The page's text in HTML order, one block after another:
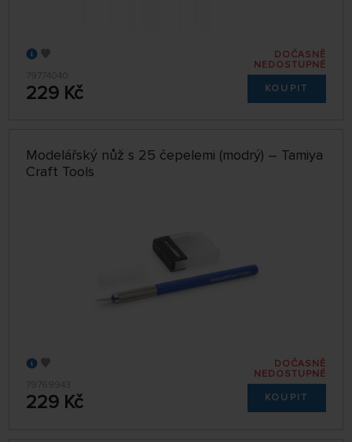
79774040
229 Kč
DOČASNĚ
NEDOSTUPNÉ
KOUPIT
Modelářský nůž s 25 čepelemi (modrý) – Tamiya
Craft Tools
79769943
229 Kč
DOČASNĚ
NEDOSTUPNÉ
KOUPIT